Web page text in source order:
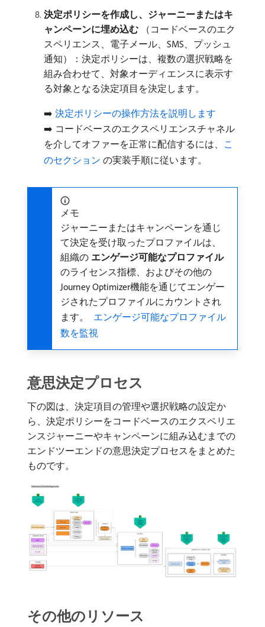
決定ポリシーを作成し、ジャーニーまたはキ
ャンペーンに埋め込む （コードベースのエク
スペリエンス、電子メール、SMS、プッシュ
通知）：決定ポリシーは、複数の選択戦略を
組み合わせて、対象オーディエンスに表示す
る対象となる決定項目を決定します。
➡️ 決定ポリシーの操作方法を説明します
➡️ コードベースのエクスペリエンスチャネル
を介してオファーを正常に配信するには、 こ
のセクション ​ の実装手順に従います。
メモ
ジャーニーまたはキャンペーンを通じ
て決定を受け取ったプロファイルは、
組織の​ エンゲージ可能なプロファイル​
のライセンス指標、およびその他の
Journey Optimizer機能を通じてエンゲー
ジされたプロファイルにカウントされ
ます。
​ エンゲージ可能なプロファイル
数を監視
意思決定プロセス
下の図は、決定項目の管理や選択戦略の設定か
ら、決定ポリシーをコードベースのエクスペリエ
ンスジャーニーやキャンペーンに組み込むまでの
エンドツーエンドの意思決定プロセスをまとめた
ものです。
その他のリソース